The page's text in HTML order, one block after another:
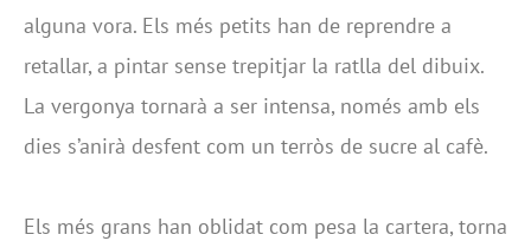
alguna vora. Els més petits han de reprendre a
retallar, a pintar sense trepitjar la ratlla del dibuix.
La vergonya tornarà a ser intensa, només amb els
dies s’anirà desfent com un terròs de sucre al cafè.
Els més grans han oblidat com pesa la cartera, torna